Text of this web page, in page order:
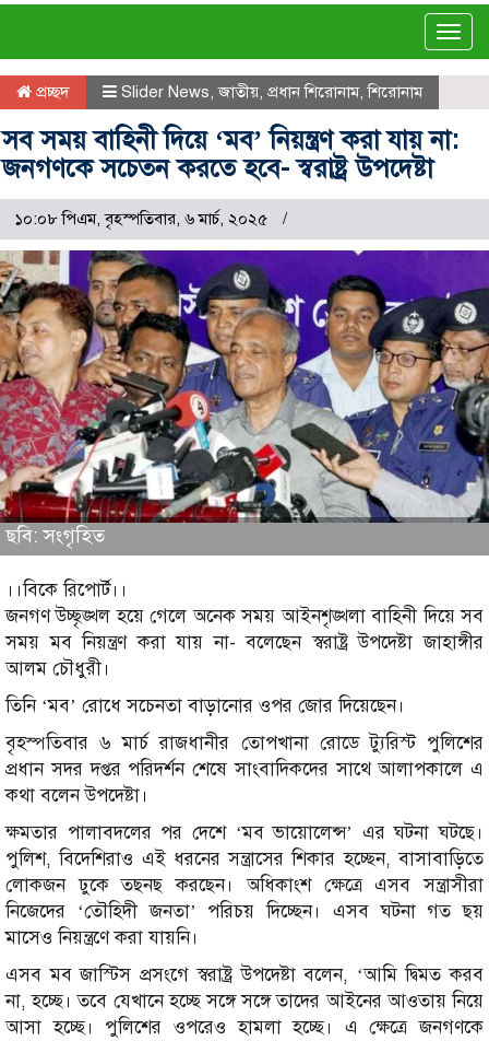
প্রচ্ছদ Slider News,জাতীয়, প্রধান শিরোনাম,শিরোনাম
সব সময় বাহিনী দিয়ে ‘মব’ নিয়ন্ত্রণ করা যায় না:
জনগণকে সচেতন করতে হবে- স্বরাষ্ট্র উপদেষ্টা
১০:০৮ পিএম, বৃহস্পতিবার, ৬ মার্চ, ২০২৫
ছবি: সংগৃহিত
।।বিকে রিপোর্ট।।
জনগণ উচ্ছৃঙ্খল হয়ে গেলে অনেক সময় আইনশৃঙ্খলা বাহিনী দিয়ে সব
সময় মব নিয়ন্ত্রণ করা যায় না- বলেছেন স্বরাষ্ট্র উপদেষ্টা জাহাঙ্গীর
আলম চৌধুরী।
তিনি ‘মব’ রোধে সচেনতা বাড়ানোর ওপর জোর দিয়েছেন।
বৃহস্পতিবার ৬ মার্চ রাজধানীর তোপখানা রোডে ট্যুরিস্ট পুলিশের
প্রধান সদর দপ্তর পরিদর্শন শেষে সাংবাদিকদের সাথে আলাপকালে এ
কথা বলেন উপদেষ্টা।
ক্ষমতার পালাবদলের পর দেশে ‘মব ভায়োলেন্স’ এর ঘটনা ঘটছে।
পুলিশ, বিদেশিরাও এই ধরনের সন্ত্রাসের শিকার হচ্ছেন, বাসাবাড়িতে
লোকজন ঢুকে তছনছ করছেন। অধিকাংশ ক্ষেত্রে এসব সন্ত্রাসীরা
নিজেদের ‘তৌহিদী জনতা’ পরিচয় দিচ্ছেন। এসব ঘটনা গত ছয়
মাসেও নিয়ন্ত্রণে করা যায়নি।
এসব মব জাস্টিস প্রসংগে স্বরাষ্ট্র উপদেষ্টা বলেন, ‘আমি দ্বিমত করব
না, হচ্ছে। তবে যেখানে হচ্ছে সঙ্গে সঙ্গে তাদের আইনের আওতায় নিয়ে
আসা হচ্ছে। পুলিশের ওপরেও হামলা হচ্ছে। এ ক্ষেত্রে জনগণকে